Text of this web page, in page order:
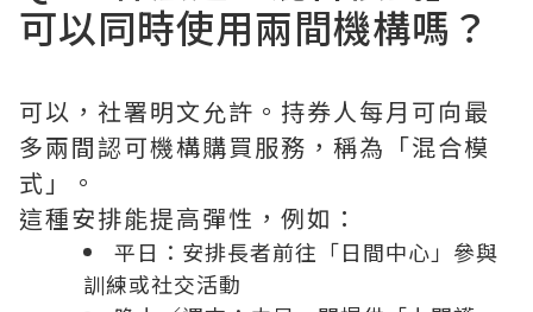
可以同時使用兩間機構嗎？
可以，社署明文允許。持券人每月可向最
多兩間認可機構購買服務，稱為「混合模
式」。
這種安排能提高彈性，例如：
平日：安排長者前往「日間中心」參與
訓練或社交活動